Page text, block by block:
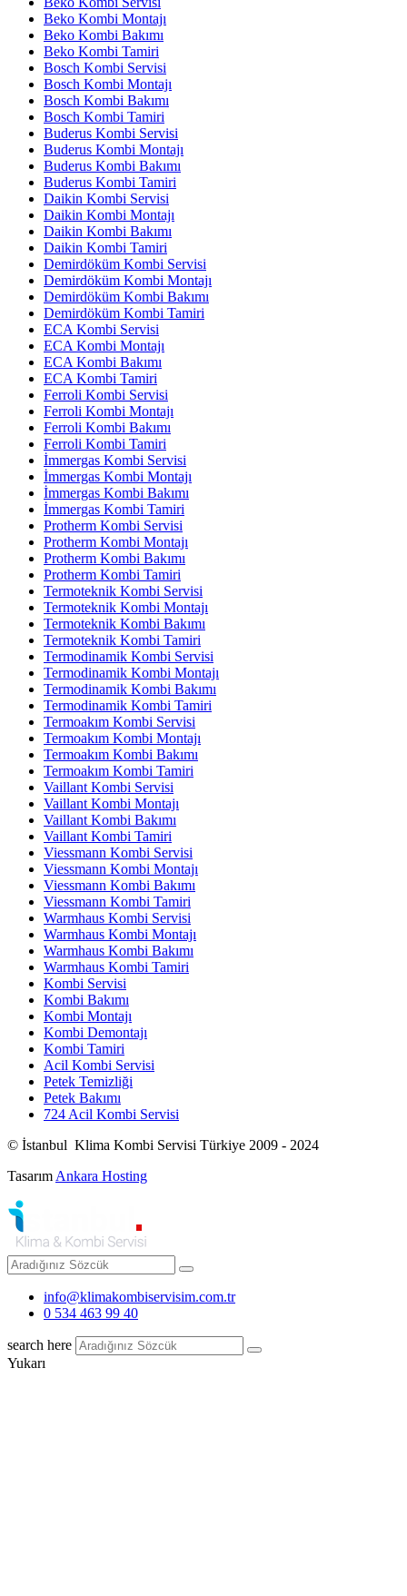
Beko Kombi Montajı
Beko Kombi Bakımı
Beko Kombi Tamiri
Bosch Kombi Servisi
Bosch Kombi Montajı
Bosch Kombi Bakımı
Bosch Kombi Tamiri
Buderus Kombi Servisi
Buderus Kombi Montajı
Buderus Kombi Bakımı
Buderus Kombi Tamiri
Daikin Kombi Servisi
Daikin Kombi Montajı
Daikin Kombi Bakımı
Daikin Kombi Tamiri
Demirdöküm Kombi Servisi
Demirdöküm Kombi Montajı
Demirdöküm Kombi Bakımı
Demirdöküm Kombi Tamiri
ECA Kombi Servisi
ECA Kombi Montajı
ECA Kombi Bakımı
ECA Kombi Tamiri
Ferroli Kombi Servisi
Ferroli Kombi Montajı
Ferroli Kombi Bakımı
Ferroli Kombi Tamiri
İmmergas Kombi Servisi
İmmergas Kombi Montajı
İmmergas Kombi Bakımı
İmmergas Kombi Tamiri
Protherm Kombi Servisi
Protherm Kombi Montajı
Protherm Kombi Bakımı
Protherm Kombi Tamiri
Termoteknik Kombi Servisi
Termoteknik Kombi Montajı
Termoteknik Kombi Bakımı
Termoteknik Kombi Tamiri
Termodinamik Kombi Servisi
Termodinamik Kombi Montajı
Termodinamik Kombi Bakımı
Termodinamik Kombi Tamiri
Termoakım Kombi Servisi
Termoakım Kombi Montajı
Termoakım Kombi Bakımı
Termoakım Kombi Tamiri
Vaillant Kombi Servisi
Vaillant Kombi Montajı
Vaillant Kombi Bakımı
Vaillant Kombi Tamiri
Viessmann Kombi Servisi
Viessmann Kombi Montajı
Viessmann Kombi Bakımı
Viessmann Kombi Tamiri
Warmhaus Kombi Servisi
Warmhaus Kombi Montajı
Warmhaus Kombi Bakımı
Warmhaus Kombi Tamiri
Kombi Servisi
Kombi Bakımı
Kombi Montajı
Kombi Demontajı
Kombi Tamiri
Acil Kombi Servisi
Petek Temizliği
Petek Bakımı
724 Acil Kombi Servisi
© İstanbul Klima Kombi Servisi Türkiye 2009 - 2024
TasarımAnkara Hosting
info@klimakombiservisim.com.tr
0 534 463 99 40
search here
Yukarı